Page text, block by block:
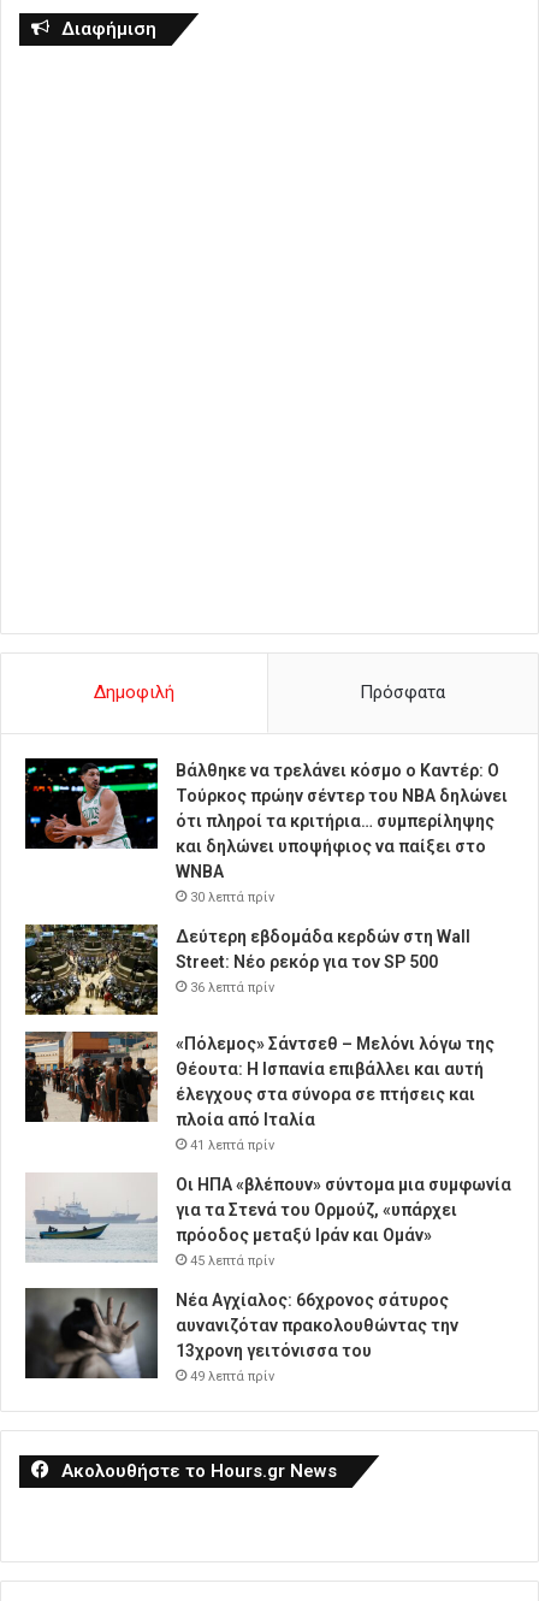
Διαφήμιση
Δημοφιλή Πρόσφατα
Βάλθηκε να τρελάνει κόσμο ο Καντέρ: Ο
Τούρκος πρώην σέντερ του NBA δηλώνει
ότι πληροί τα κριτήρια… συμπερίληψης
και δηλώνει υποψήφιος να παίξει στο
WNBA
30 λεπτά πρίν
Δεύτερη εβδομάδα κερδών στη Wall
Street: Νέο ρεκόρ για τον SP 500
36 λεπτά πρίν
«Πόλεμος» Σάντσεθ – Μελόνι λόγω της
Θέουτα: Η Ισπανία επιβάλλει και αυτή
έλεγχους στα σύνορα σε πτήσεις και
πλοία από Ιταλία
41 λεπτά πρίν
Οι ΗΠΑ «βλέπουν» σύντομα μια συμφωνία
για τα Στενά του Ορμούζ, «υπάρχει
πρόοδος μεταξύ Ιράν και Ομάν»
45 λεπτά πρίν
Νέα Αγχίαλος: 66χρονος σάτυρος
αυνανιζόταν πρακολουθώντας την
13χρονη γειτόνισσα του
49 λεπτά πρίν
Ακολουθήστε το Hours.gr News